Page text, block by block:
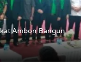
Ambon Bangun